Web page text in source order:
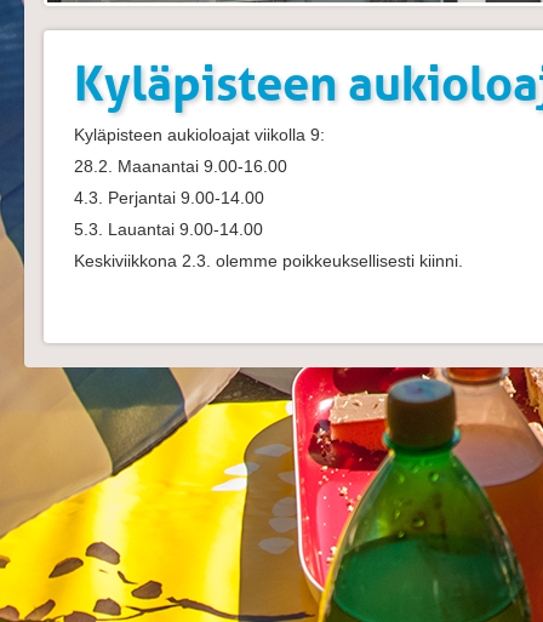
Kyläpisteen
Kyläpisteen aukioloajat viikolla 9:
28.2. Maanantai 9.00-16.00
4.3. Perjantai 9.00-14.00
5.3. Lauantai 9.00-14.00
Keskiviikkona 2.3. olemme poikkeuksellisesti kiinni.